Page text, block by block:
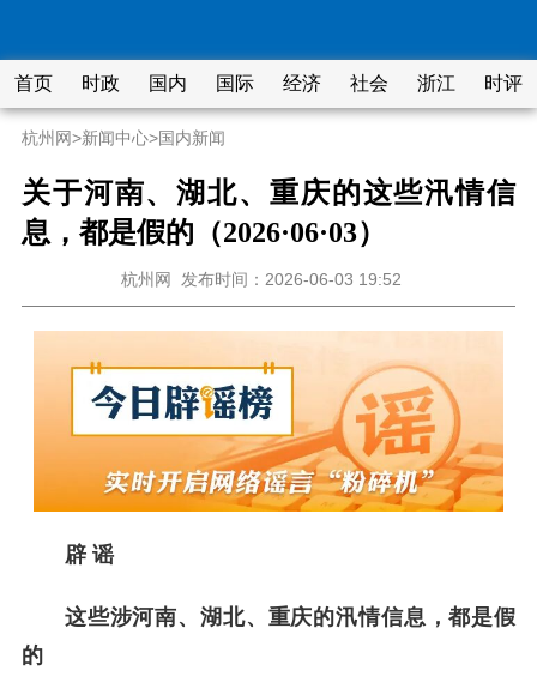
首页 时政 国内 国际 经济 社会 浙江 时评
杭州网>新闻中心>国内新闻
关于河南、湖北、重庆的这些汛情信
息，都是假的（2026·06·03）
杭州网 发布时间：2026-06-03 19:52
辟 谣
这些涉河南、湖北、重庆的汛情信息，都是假
的